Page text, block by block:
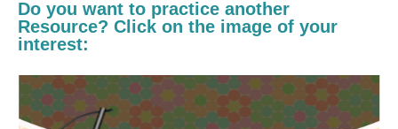
Do you want to practice another
Resource? Click on the image of your
interest: